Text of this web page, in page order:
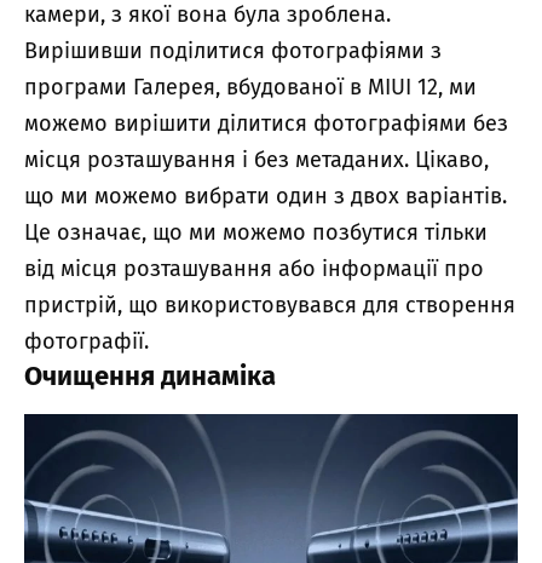
камери, з якої вона була зроблена.
Вирішивши поділитися фотографіями з
програми Галерея, вбудованої в MIUI 12, ми
можемо вирішити ділитися фотографіями без
місця розташування і без метаданих. Цікаво,
що ми можемо вибрати один з двох варіантів.
Це означає, що ми можемо позбутися тільки
від місця розташування або інформації про
пристрій, що використовувався для створення
фотографії.
Очищення динаміка